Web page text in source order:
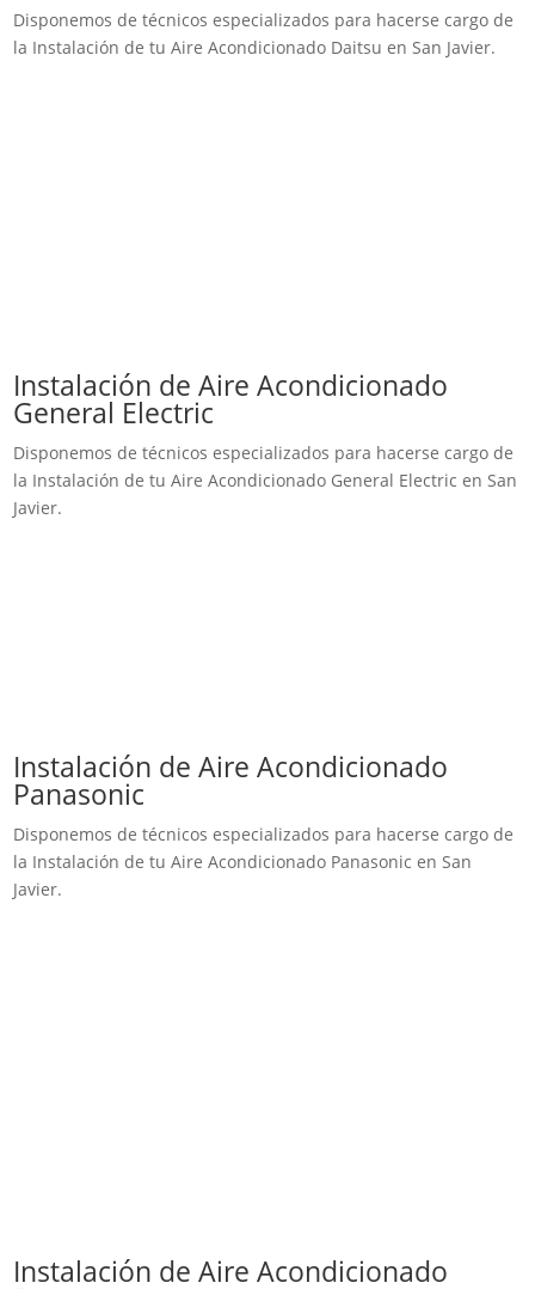
Disponemos de técnicos especializados para hacerse cargo de
la Instalación de tu Aire Acondicionado Daitsu en San Javier.
Instalación de Aire Acondicionado
General Electric
Disponemos de técnicos especializados para hacerse cargo de
la Instalación de tu Aire Acondicionado General Electric en San
Javier.
Instalación de Aire Acondicionado
Panasonic
Disponemos de técnicos especializados para hacerse cargo de
la Instalación de tu Aire Acondicionado Panasonic en San
Javier.
Instalación de Aire Acondicionado